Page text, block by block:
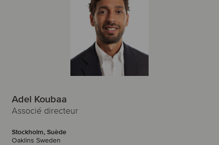
Adel Koubaa
Associé directeur
Stockholm, Suède
Oaklins Sweden